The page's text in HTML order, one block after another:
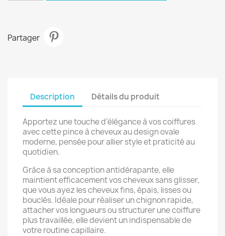
Partager
Description Détails du produit
Apportez une touche d’élégance à vos coiffures
avec cette pince à cheveux au design ovale
moderne, pensée pour allier style et praticité au
quotidien.
Grâce à sa conception antidérapante, elle
maintient efficacement vos cheveux sans glisser,
que vous ayez les cheveux fins, épais, lisses ou
bouclés. Idéale pour réaliser un chignon rapide,
attacher vos longueurs ou structurer une coiffure
plus travaillée, elle devient un indispensable de
votre routine capillaire.